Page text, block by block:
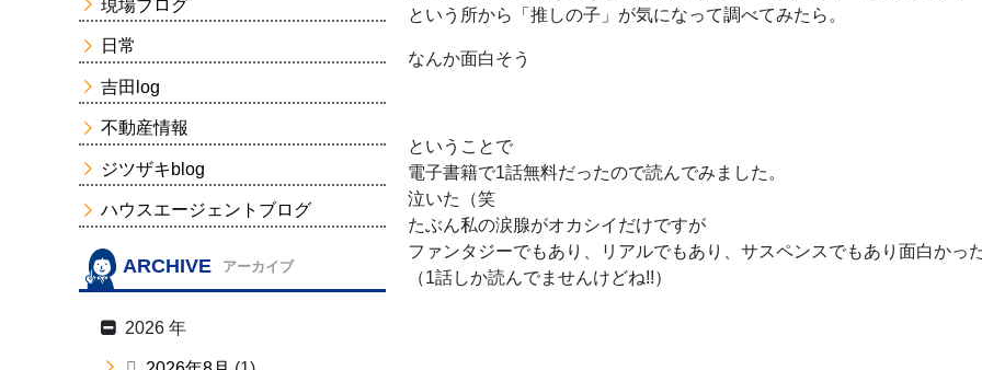
という所から「推しの子」が気になって調べてみたら。
なんか面白そう
ということで
電子書籍で1話無料だったので読んでみました。
泣いた（笑
たぶん私の涙腺がオカシイだけですが
ファンタジーでもあり、リアルでもあり、サスペンスでもあり面白かっ
（1話しか読んでませんけどね!!）
現場ブログ
日常
吉田log
不動産情報
ジツザキblog
ハウスエージェントブログ
ARCHIVE アーカイブ
2026 年